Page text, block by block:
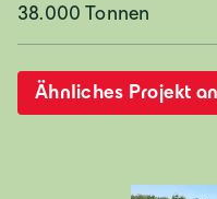
38.000 Tonnen
Ähnliches Projekt
Deutsch
Italia